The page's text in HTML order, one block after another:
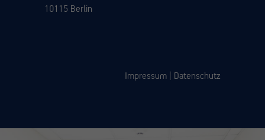
10115 Berlin
Impressum Datenschutz